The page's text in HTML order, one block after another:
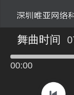
舞曲时间
00:00